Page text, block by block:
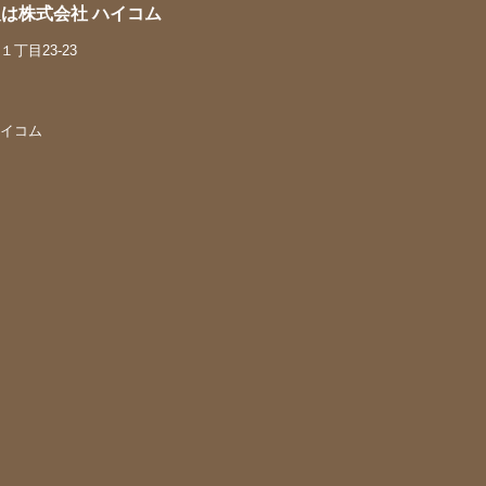
株式会社 ハイコム
丁目23-23
コム